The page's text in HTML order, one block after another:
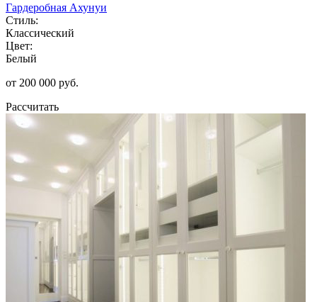
Гардеробная Ахунуи
Стиль:
Классический
Цвет:
Белый
от 200 000 руб.
Рассчитать